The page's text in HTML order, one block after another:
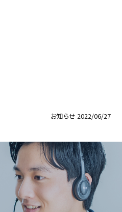
お知らせ 2022/06/27